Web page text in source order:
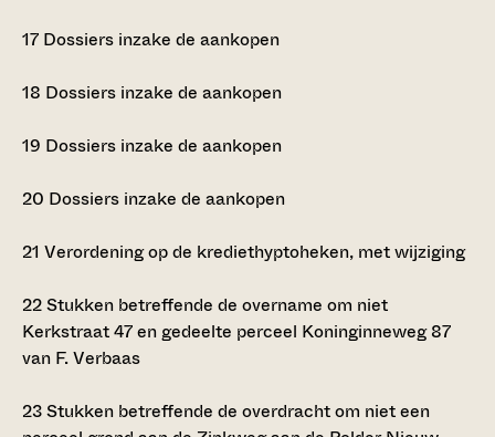
17 Dossiers inzake de aankopen
18 Dossiers inzake de aankopen
19 Dossiers inzake de aankopen
20 Dossiers inzake de aankopen
21 Verordening op de krediethyptoheken, met wijziging
22Stukken betreffende de overname om niet
Kerkstraat 47 en gedeelte perceel Koninginneweg 87
van F. Verbaas
23Stukken betreffende de overdracht om niet een